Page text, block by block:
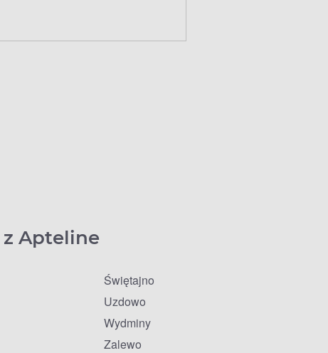
Apteline
Świętajno
Uzdowo
Wydminy
Zalewo